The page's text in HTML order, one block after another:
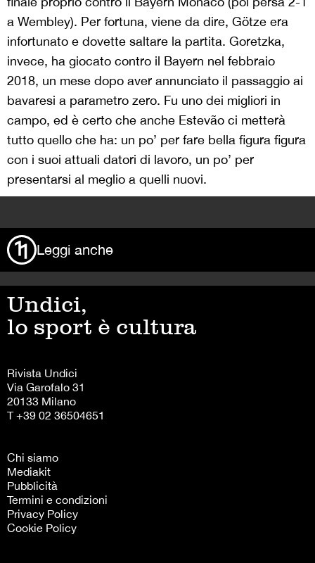
a Wembley). Per fortuna, viene da dire, Götze era
infortunato e dovette saltare la partita. Goretzka,
invece, ha giocato contro il Bayern nel febbraio
2018, un mese dopo aver annunciato il passaggio ai
bavaresi a parametro zero. Fu uno dei migliori in
campo, ed è certo che anche Estevão ci metterà
tutto quello che ha: un po’ per fare bella figura figura
con i suoi attuali datori di lavoro, un po’ per
presentarsi al meglio a quelli nuovi.
Leggi anche
Undici,
lo sport è cultura
Rivista Undici
Via Garofalo 31
20133 Milano
T +39 02 36504651
Chi siamo
Mediakit
Pubblicità
Termini e condizioni
Privacy Policy
Cookie Policy